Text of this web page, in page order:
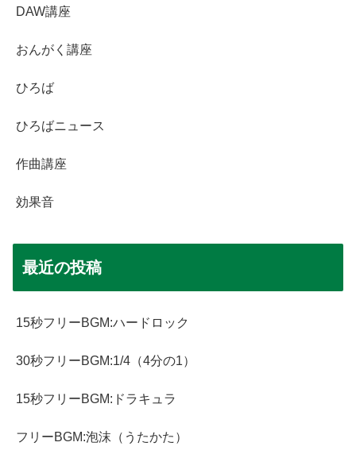
DAW講座
おんがく講座
ひろば
ひろばニュース
作曲講座
効果音
最近の投稿
15秒フリーBGM:ハードロック
30秒フリーBGM:1/4（4分の1）
15秒フリーBGM:ドラキュラ
フリーBGM:泡沫（うたかた）